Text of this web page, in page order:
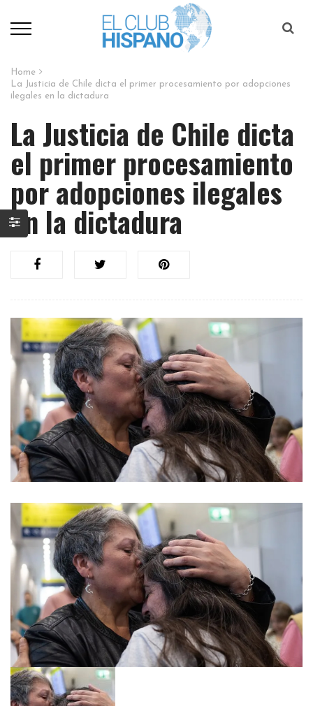
Home
La Justicia de Chile dicta el primer procesamiento por adopciones
ilegales en la dictadura​
La Justicia de Chile dicta
el primer procesamiento
por adopciones ilegales
en la dictadura​